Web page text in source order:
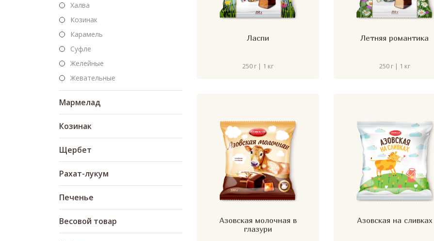
Халва
Козинак
Карамель
Суфле
Желейные
Жевательные
Мармелад
Козинак
Щербет
Рахат-лукум
Печенье
Весовой товар
Ласпи
250 г | 1 кг
Летняя романтика
250 г | 1 кг
Азовская молочная в
глазури
Азовская на сливках